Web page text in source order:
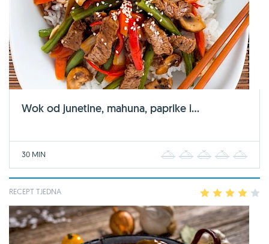
Wok od junetine, mahuna, paprike i...
30 MIN 2 3 4
RECEPT TJEDNA 2 3 4